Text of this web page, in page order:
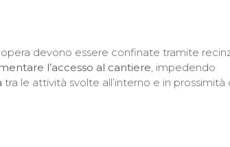
devono essere confinate tramite
l’accesso al cantiere , impedendo
tra le attività svolte all’interno e in prossimità